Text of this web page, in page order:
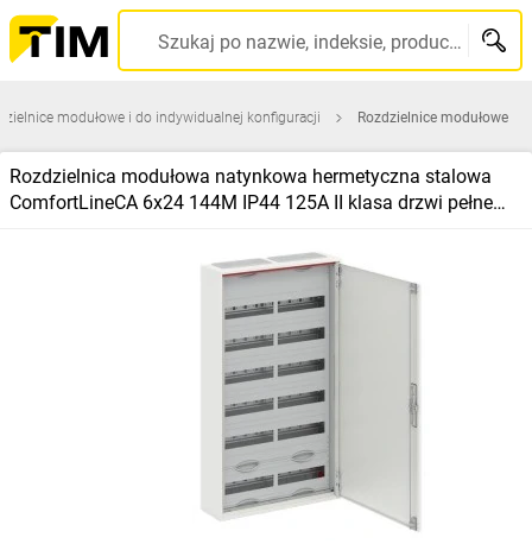
Szukaj po nazwie, indeksie, producencie, kodzie kreskowym...
modułowe i do indywidualnej konfiguracji Rozdzielnice modułowe
Rozdzielnica modułowa natynkowa hermetyczna stalowa
ComfortLineCA 6x24 144M IP44 125A II klasa drzwi pełne